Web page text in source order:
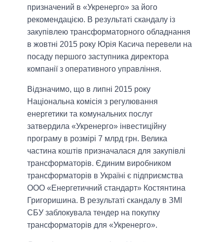
призначений в «Укренерго» за його
рекомендацією. В результаті скандалу із
закупівлею трансформаторного обладнання
в жовтні 2015 року Юрія Касича перевели на
посаду першого заступника директора
компанії з оперативного управління.
Відзначимо, що в липні 2015 року
Національна комісія з регулювання
енергетики та комунальних послуг
затвердила «Укренерго» інвестиційну
програму в розмірі 7 млрд грн. Велика
частина коштів призначалася для закупівлі
трансформаторів. Єдиним виробником
трансформаторів в Україні є підприємства
ООО «Енергетичний стандарт» Костянтина
Григоришина. В результаті скандалу в ЗМІ
СБУ заблокувала тендер на покупку
трансформаторів для «Укренерго».